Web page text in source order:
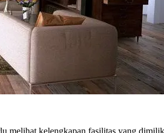
melihat kelengkapan fasilitas yang